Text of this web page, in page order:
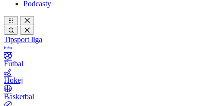
Podcasty
Tipsport liga
Futbal
Hokej
Basketbal